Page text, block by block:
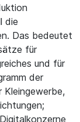
die
Das bedeutet
für
und für
der